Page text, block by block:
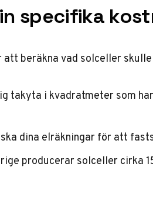
specifika
beräkna vad solceller
takyta i kvadratmeter som
dina elräkningar för att
producerar solceller cirka